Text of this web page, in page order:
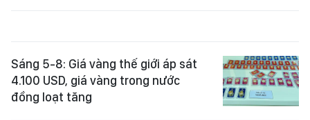
Sáng 5-8: Giá vàng thế giới áp sát
4.100 USD, giá vàng trong nước
đồng loạt tăng